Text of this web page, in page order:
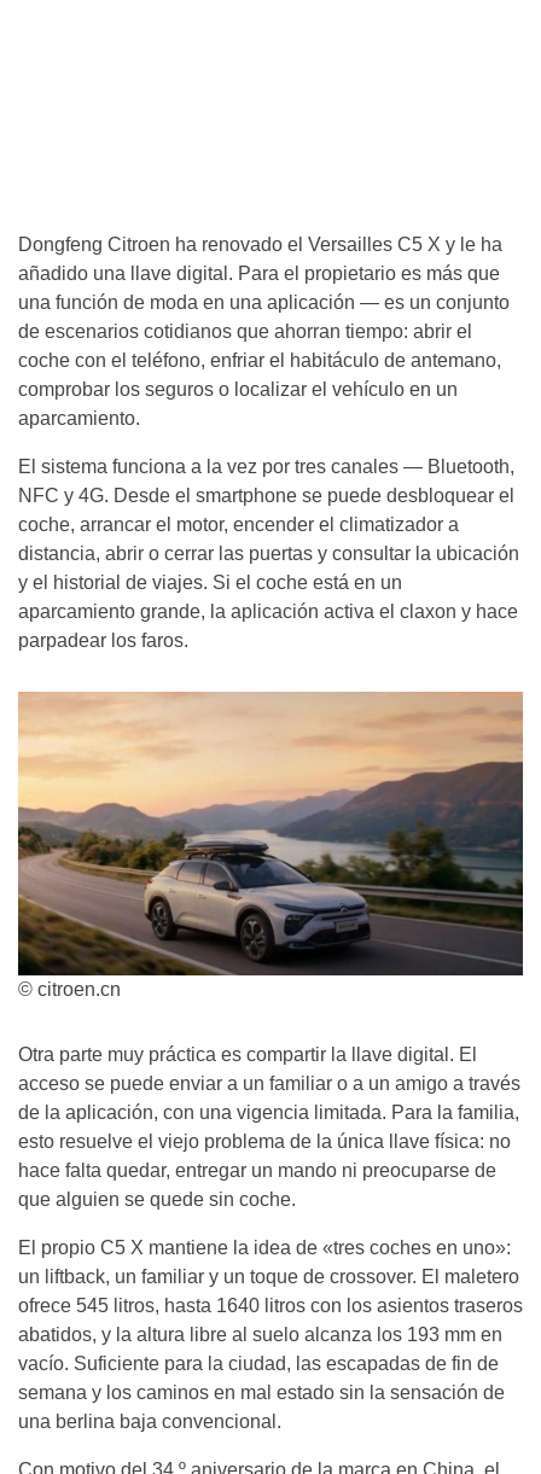
Dongfeng Citroen ha renovado el Versailles C5 X y le ha
añadido una llave digital. Para el propietario es más que
una función de moda en una aplicación — es un conjunto
de escenarios cotidianos que ahorran tiempo: abrir el
coche con el teléfono, enfriar el habitáculo de antemano,
comprobar los seguros o localizar el vehículo en un
aparcamiento.
El sistema funciona a la vez por tres canales — Bluetooth,
NFC y 4G. Desde el smartphone se puede desbloquear el
coche, arrancar el motor, encender el climatizador a
distancia, abrir o cerrar las puertas y consultar la ubicación
y el historial de viajes. Si el coche está en un
aparcamiento grande, la aplicación activa el claxon y hace
parpadear los faros.
© citroen.cn
Otra parte muy práctica es compartir la llave digital. El
acceso se puede enviar a un familiar o a un amigo a través
de la aplicación, con una vigencia limitada. Para la familia,
esto resuelve el viejo problema de la única llave física: no
hace falta quedar, entregar un mando ni preocuparse de
que alguien se quede sin coche.
El propio C5 X mantiene la idea de «tres coches en uno»:
un liftback, un familiar y un toque de crossover. El maletero
ofrece 545 litros, hasta 1640 litros con los asientos traseros
abatidos, y la altura libre al suelo alcanza los 193 mm en
vacío. Suficiente para la ciudad, las escapadas de fin de
semana y los caminos en mal estado sin la sensación de
una berlina baja convencional.